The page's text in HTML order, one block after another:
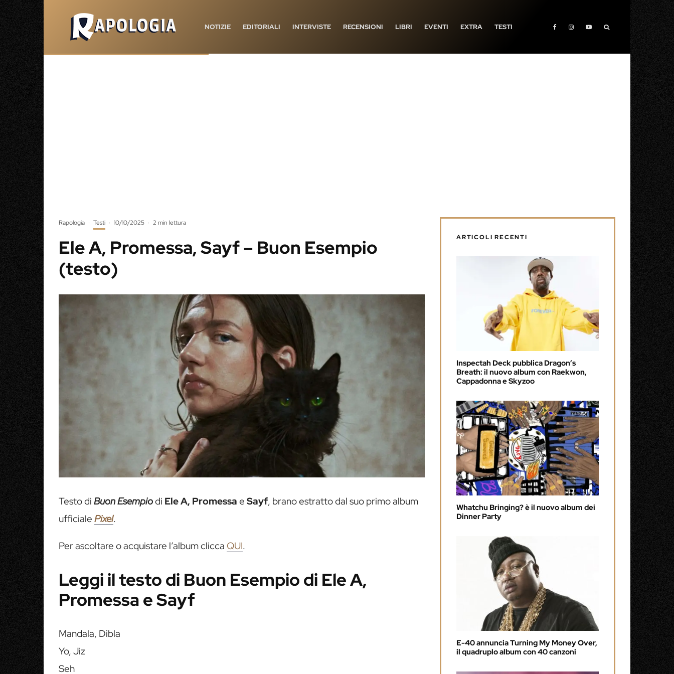
NOTIZIE EDITORIALI INTERVISTE RECENSIONI LIBRI EVENTI EXTRA TESTI
Rapologia · Testi · 10/10/2025 · 2 min lettura
Ele A, Promessa, Sayf – Buon Esempio
(testo)
Testo di Buon Esempiodi Ele A, Promessa e Sayf, brano estratto dal suo primo album
ufficiale Pixel.
Per ascoltare o acquistare l’album clicca QUI.
Leggi il testo di Buon Esempio di Ele A,
Promessa e Sayf
Mandala, Dibla
Yo, Jiz
Seh
ARTICOLI RECENTI
Inspectah Deck pubblica Dragon’s
Breath: il nuovo album con Raekwon,
Cappadonna e Skyzoo
Whatchu Bringing? è il nuovo album dei
Dinner Party
E-40 annuncia Turning My Money Over,
il quadruplo album con 40 canzoni